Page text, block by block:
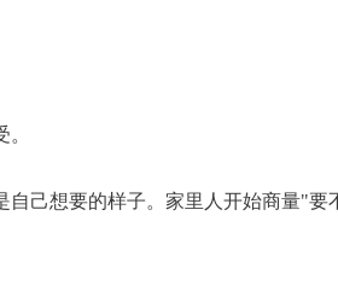
自己想要的样子。家里人开始商量"